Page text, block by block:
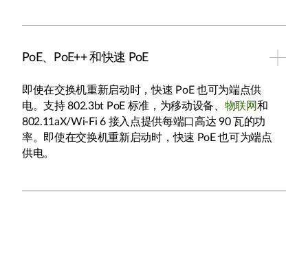
PoE、PoE++ 和快速 PoE
即使在交换机重新启动时，快速 PoE 也可为端点供
电。支持 802.3bt PoE 标准，为移动设备、 物联网和
802.11aX/Wi-Fi 6 接入点提供每端口高达 90 瓦的功
率。即使在交换机重新启动时，快速 PoE 也可为端点
供电。